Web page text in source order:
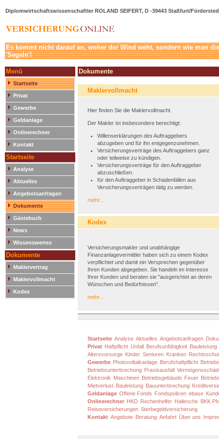
Diplomwirtschaftswissenschaftler ROLAND SEIFERT, D -39443 Staßfurt/
Es kommt nicht darauf an, woher der Wind weht, sondern wie man
'Segeln'!
Menü
Startseite
Privat
Gewerbe
Geldanlage
Onlinerechner
Kontakt
Startseite
Analyse
Aktuelles
Angebotsanfragen
Dokumente
Gästebuch
News
Wissenswertes
Dokumente
Maklervertrag
Maklervollmacht
Kodex
Dokumente
Maklervollmacht
Hier finden Sie die Maklervollmacht.
Der Makler ist insbesondere berechtigt:
Willenserklärungen des Auftraggebers
abzugeben und für ihn entgegenzunehmen.
Versicherungsverträge des Auftraggebers ganz
oder teilweise zu kündigen.
Versicherungsverträge für den Auftraggeber
abzuschließen.
für den Auftraggeber in Schadenfällen aus
Versicherungsverträgen tätig zu werden.
mehr...
Kodex
Versicherungsmakler und unabhängige
Finanzanlagevermittler haben sich zu einem Kodex
verpflichtet und damit ein Versprechen gegenüber
Ihren Kunden abgegeben. Sie handeln im Interesse
Ihrer Kunden und beraten sie "ausgerichtet an deren
Wünschen und Bedürfnissen".
mehr...
Startseite Analyse Aktuelles Angebotsanfragen
Privat Haftpflicht Unfall Berufsunfähigkeit Bauleistung
Altersvorsorge Kinder Senioren Kranken
Gewerbe Photovoltaikanlage Berufshaftpflicht
Betriebsunterbrechung Praxisausfall
Elektronik Maschinen Betriebsgebäude Feuer
Mietverlust Bauleistung Bauunterbrechung
Geldanlage Offene Fonds Fondspolicen ebase
Onlinerechner HKD Rechenhelfer Hallesche BKK
Reiseversicherungen Sterbegeldversicherung
Kontakt Angebote Beratung Anfahrt Über uns